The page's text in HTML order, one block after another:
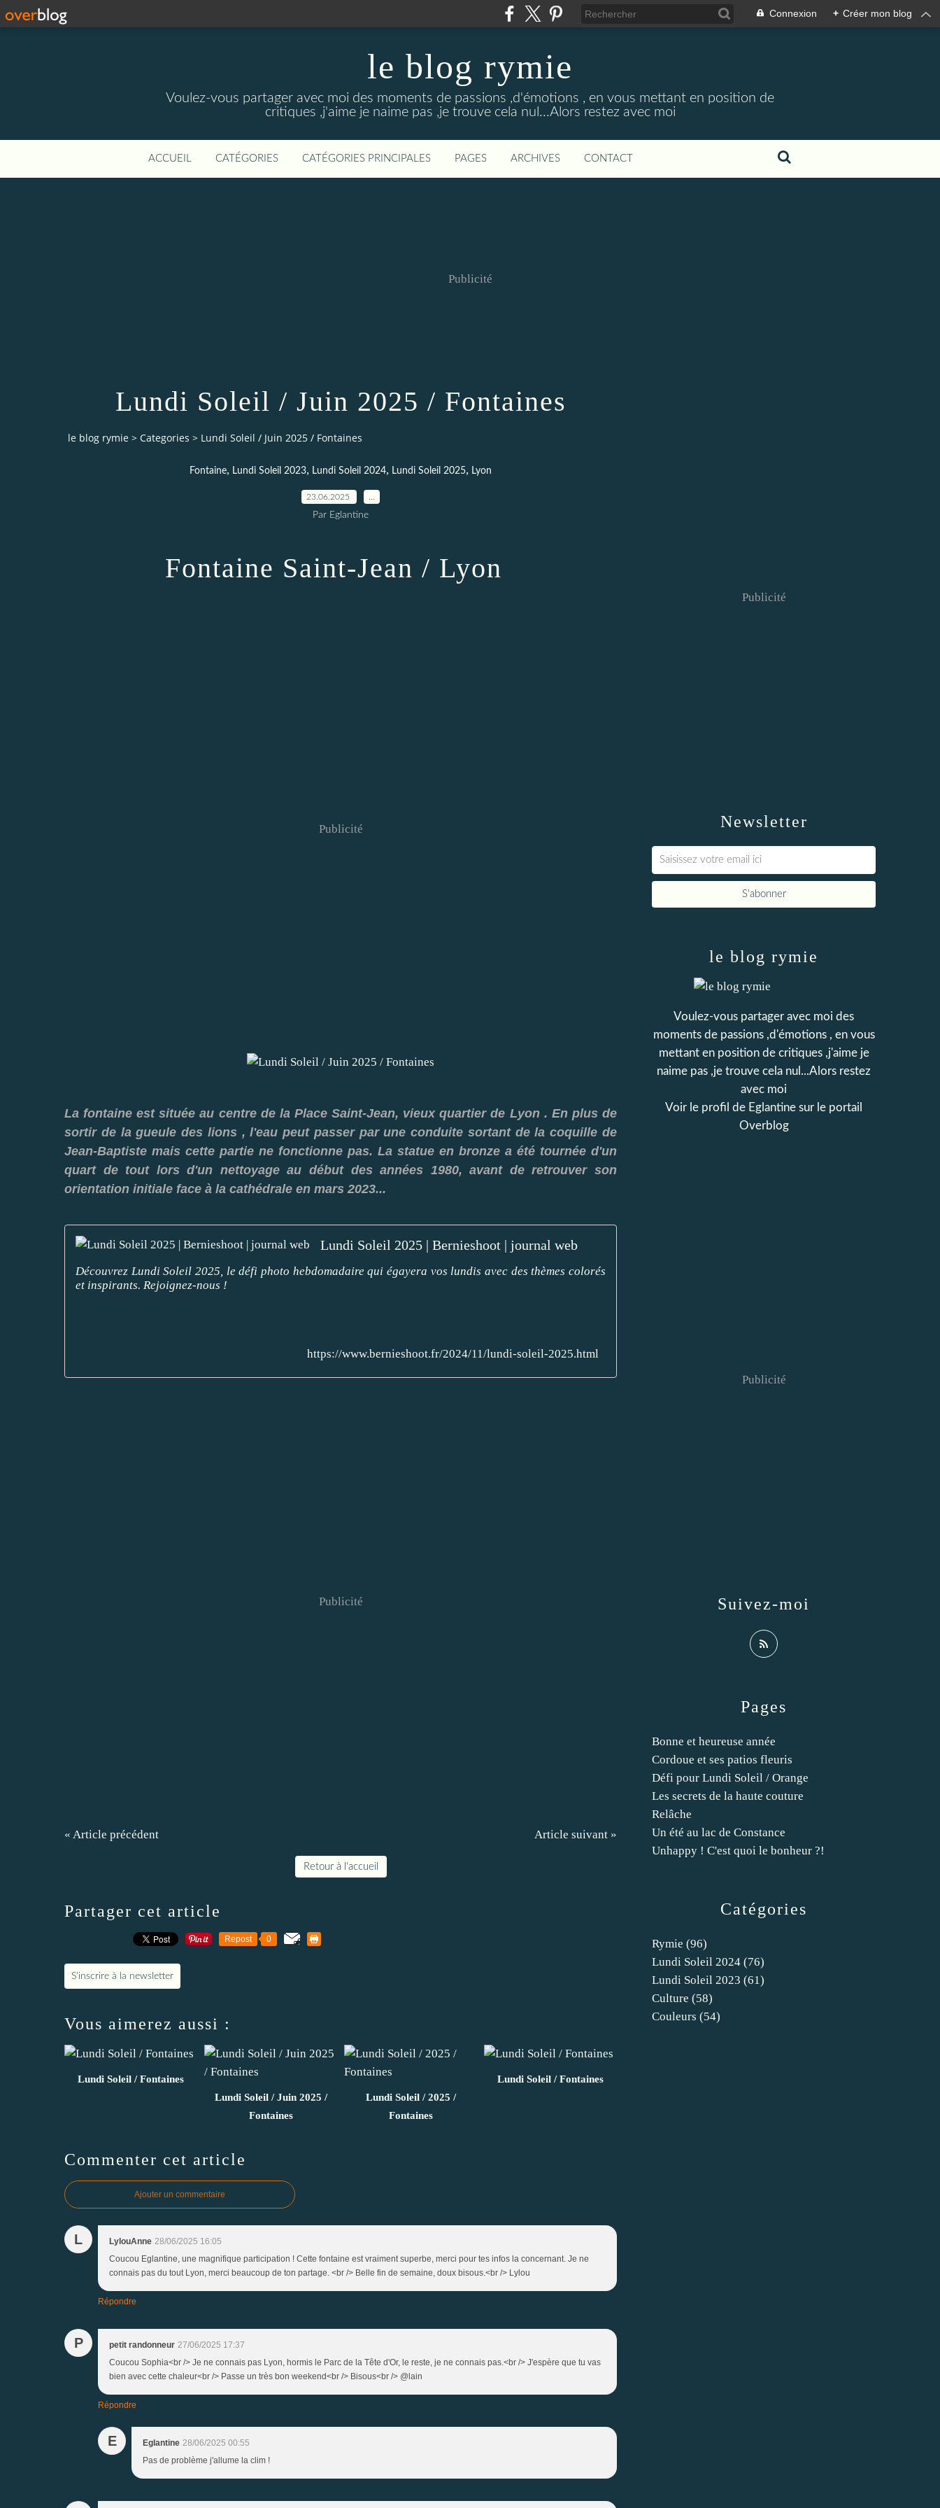
Connexion + Créer mon blog
le blog rymie
Voulez-vous partager avec moi des moments de passions ,d'émotions , en vous mettant en position de
critiques ,j'aime je naime pas ,je trouve cela nul...Alors restez avec moi
ACCUEIL CATÉGORIES CATÉGORIES PRINCIPALES PAGES ARCHIVES CONTACT
Publicité
Lundi Soleil / Juin 2025 / Fontaines
le blog rymie > Categories > Lundi Soleil / Juin 2025 / Fontaines
Fontaine, Lundi Soleil 2023, Lundi Soleil 2024, Lundi Soleil 2025, Lyon
23.06.2025
Par Eglantine
Fontaine Saint-Jean / Lyon
Publicité
La fontaine est située au centre de la Place Saint-Jean, vieux quartier de Lyon . En plus de
sortir de la gueule des lions , l'eau peut passer par une conduite sortant de la coquille de
Jean-Baptiste mais cette partie ne fonctionne pas. La statue en bronze a été tournée d'un
quart de tout lors d'un nettoyage au début des années 1980, avant de retrouver son
orientation initiale face à la cathédrale en mars 2023...
Lundi Soleil 2025 | Bernieshoot | journal web
Découvrez Lundi Soleil 2025, le défi photo hebdomadaire qui égayera vos lundis avec des thèmes colorés
et inspirants. Rejoignez-nous !
https://www.bernieshoot.fr/2024/11/lundi-soleil-2025.html
Publicité
« Article précédent Article suivant »
Retour à l'accueil
Partager cet article
Repost 0
S'inscrire à la newsletter
Vous aimerez aussi :
Lundi Soleil / Fontaines
Lundi Soleil / Juin 2025 /
Fontaines
Lundi Soleil / 2025 /
Fontaines
Lundi Soleil / Fontaines
Commenter cet article
Ajouter un commentaire
L LylouAnne 28/06/2025 16:05
Coucou Eglantine, une magnifique participation ! Cette fontaine est vraiment superbe, merci pour tes infos la concernant. Je ne
connais pas du tout Lyon, merci beaucoup de ton partage. <br /> Belle fin de semaine, doux bisous.<br /> Lylou
Répondre
P petit randonneur 27/06/2025 17:37
Coucou Sophia<br /> Je ne connais pas Lyon, hormis le Parc de la Tête d'Or, le reste, je ne connais pas.<br /> J'espère que tu vas
bien avec cette chaleur<br /> Passe un très bon weekend<br /> Bisous<br /> @lain
Répondre
E Eglantine 28/06/2025 00:55
Pas de problème j'allume la clim !
Newsletter
Publicité
Catégories
Rymie (96)
Lundi Soleil 2024 (76)
Lundi Soleil 2023 (61)
Culture (58)
Couleurs (54)
Pages
Bonne et heureuse année
Cordoue et ses patios fleuris
Défi pour Lundi Soleil / Orange
Les secrets de la haute couture
Relâche
Un été au lac de Constance
Unhappy ! C'est quoi le bonheur ?!
le blog rymie
Voulez-vous partager avec moi des
moments de passions ,d'émotions , en vous
mettant en position de critiques ,j'aime je
naime pas ,je trouve cela nul...Alors restez
avec moi
Voir le profil de Eglantine sur le portail
Overblog
Suivez-moi
Publicité